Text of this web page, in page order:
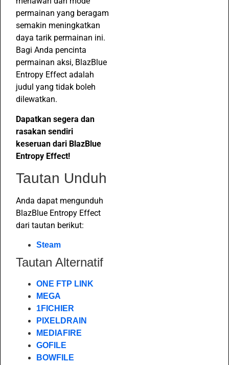
permainan yang beragam
semakin meningkatkan
daya tarik permainan ini.
Bagi Anda pencinta
permainan aksi, BlazBlue
Entropy Effect adalah
judul yang tidak boleh
dilewatkan.
Dapatkan segera dan
rasakan sendiri
keseruan dari BlazBlue
Entropy Effect!
Tautan Unduh
Anda dapat mengunduh
BlazBlue Entropy Effect
dari tautan berikut:
Steam
Tautan Alternatif
ONE FTP LINK
MEGA
1FICHIER
PIXELDRAIN
MEDIAFIRE
GOFILE
BOWFILE